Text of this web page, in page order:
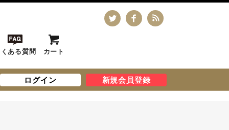
ある質問 カート
ログイン 新規会員登録